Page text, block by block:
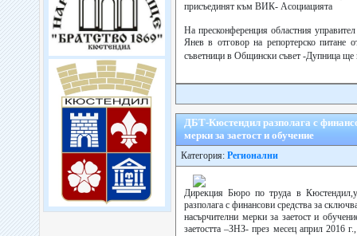
присъединят към ВИК- Асоциацията
На пресконференция областния
Янев в отговор на репортерско питане
съветници в Общински съвет -Дупница
ДБТ-Кюстендил разполага с
мерки за заетост и обучение
Категория: Регионални
Дирекция Бюро по труда в
разполага с финансови средства за
насърчителни мерки за заетост и
заетостта –ЗНЗ- през месец април 2016